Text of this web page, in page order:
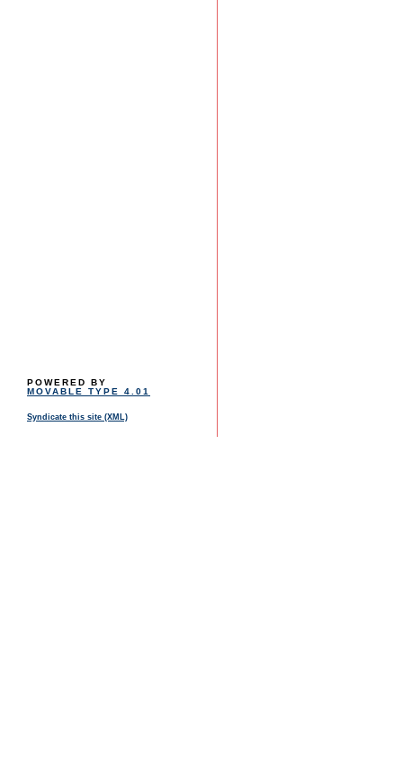
POWERED BY
MOVABLE TYPE 4.01
Syndicate this site (XML)